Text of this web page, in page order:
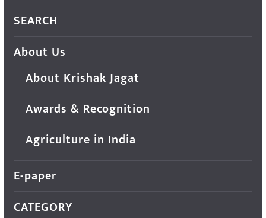
SEARCH
About Us
About Krishak Jagat
Awards & Recognition
Agriculture in India
E-paper
CATEGORY